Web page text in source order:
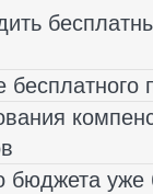
бюджета